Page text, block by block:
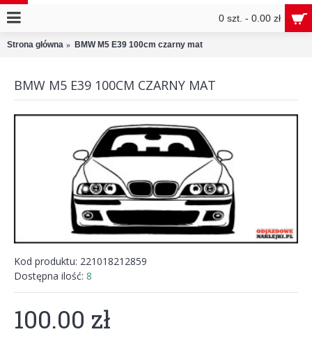
0 szt. - 0.00 zł
Strona główna BMW M5 E39 100cm czarny mat
BMW M5 E39 100CM CZARNY MAT
Kod produktu: 221018212859
Dostępna ilość: 8
100.00 zł